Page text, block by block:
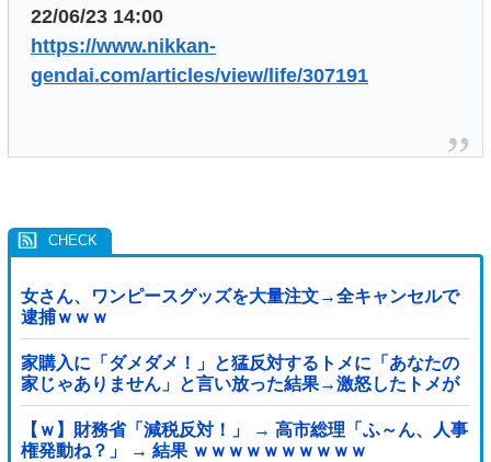
22/06/23 14:00
https://www.nikkan-
gendai.com/articles/view/life/307191
女さん、ワンピースグッズを大量注文→全キャンセルで
逮捕ｗｗｗ
家購入に「ダメダメ！」と猛反対するトメに「あなたの
家じゃありません」と言い放った結果→激怒したトメが
自ら〇〇を口にして最高の展開へｗｗｗｗｗｗ
【ｗ】財務省「減税反対！」 → 高市総理「ふ～ん、人事
権発動ね？」 → 結果 ｗｗｗｗｗｗｗｗｗｗ